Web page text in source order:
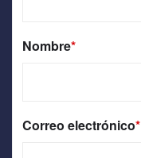
Nombre*
Correo electrónico*